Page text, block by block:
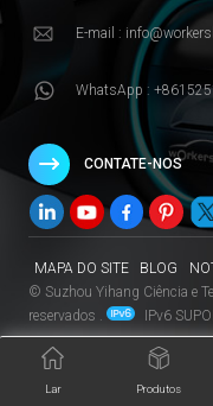
E-mail :
WhatsApp :
CONTATE-NOS
MAPA DO SITE BLOG
© Suzhou Yihang Ciência e
reservados .
IPv6
Lar Produtos